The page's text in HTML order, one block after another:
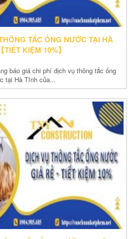
TẮC ỐNG NƯỚC TẠI HÀ
TIẾT KIỆM 10%】
báo giá chi phí dịch vụ thông tắc ống
tại Hà Tĩnh của...